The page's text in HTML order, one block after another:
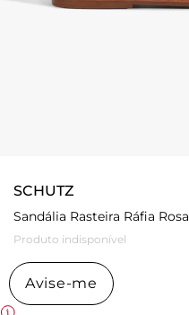
SCHUTZ
Sandália Rasteira Ráfia Rosa
Produto indisponível
Avise-me